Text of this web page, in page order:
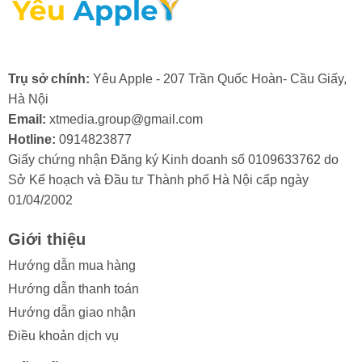
2. Nguyên nhân màn hình điện thoại
iPhone 15 Pro bị hư cổ cáp
Màn hình iPhone 15 Pro là một bộ phận quan trọng và
có giá trị, do đó, việc cổ cáp màn hình bị hỏng thường
khiến người dùng khá lo lắng. Việc hiểu rõ các nguyên
nhân gây ra tình trạng này sẽ giúp bạn chủ động phòng
thể gặp phải tình trạng hư hỏng ở cổ cáp. Điều này
thường xuất phát từ một số lý do sau:
hại đến cổ cáp.
Trụ sở chính: Yêu Apple - 207 Trần Quốc Hoàn- Cầu Giấy,
Hà Nội
Email: xtmedia.group@gmail.com
Hotline: 0914823877
Giấy chứng nhận Đăng ký Kinh doanh số 0109633762 do
Sở Kế hoạch và Đầu tư Thành phố Hà Nội cấp ngày
01/04/2002
Giới thiệu
Hướng dẫn mua hàng
Hướng dẫn thanh toán
Hướng dẫn giao nhận
Điều khoản dịch vụ